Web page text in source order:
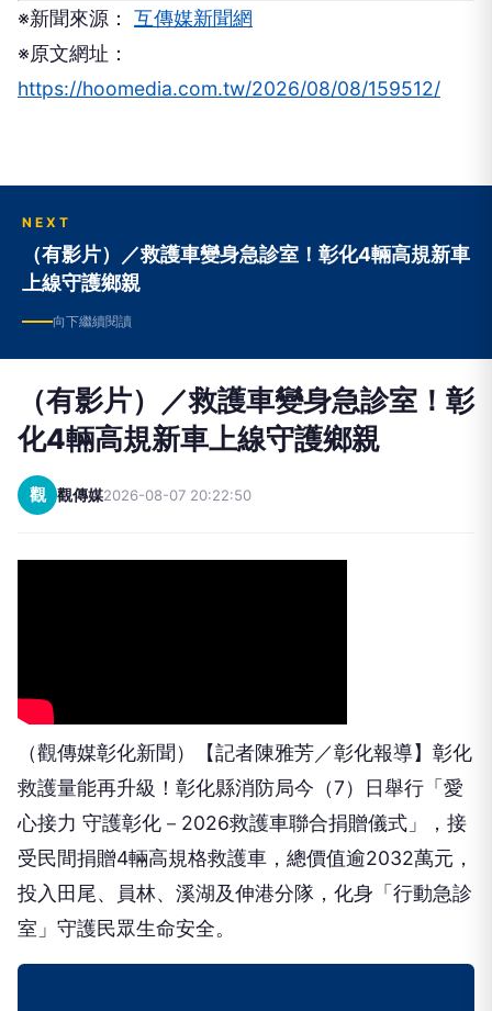
※新聞來源： 互傳媒新聞網
※原文網址：
https://hoomedia.com.tw/2026/08/08/159512/
NEXT
（有影片）／救護車變身急診室！彰化4輛高規新車
上線守護鄉親
向下繼續閱讀
（有影片）／救護車變身急診室！彰
化4輛高規新車上線守護鄉親
觀 觀傳媒2026-08-07 20:22:50
（觀傳媒彰化新聞）【記者陳雅芳／彰化報導】彰化
救護量能再升級！彰化縣消防局今（7）日舉行「愛
心接力 守護彰化－2026救護車聯合捐贈儀式」，接
受民間捐贈4輛高規格救護車，總價值逾2032萬元，
投入田尾、員林、溪湖及伸港分隊，化身「行動急診
室」守護民眾生命安全。